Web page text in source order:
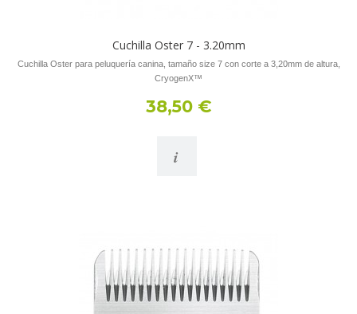
Cuchilla Oster 7 - 3.20mm
Cuchilla Oster para peluquería canina, tamaño size 7 con corte a 3,20mm de altura,
CryogenX™
38,50 €
i